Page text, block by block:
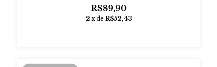
R$89,90
2 x de R$52,43